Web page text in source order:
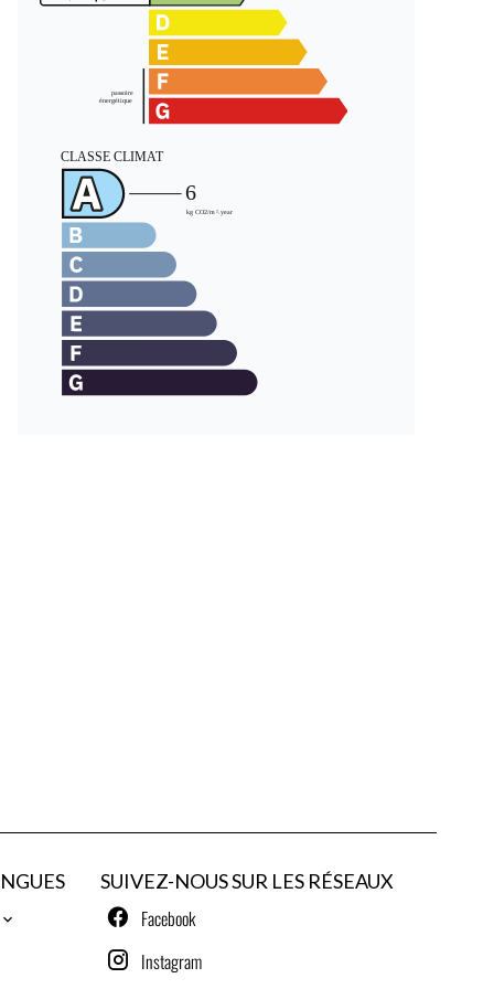
SUIVEZ-NOUS SUR LES RÉSEAUX
Facebook
Instagram